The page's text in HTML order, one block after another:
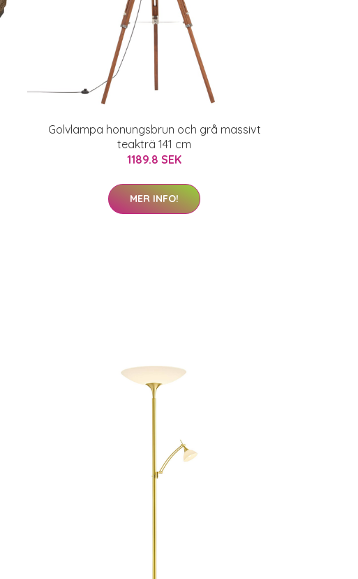
Golvlampa honungsbrun och grå massivt
teakträ 141 cm
1189.8 SEK
MER INFO!